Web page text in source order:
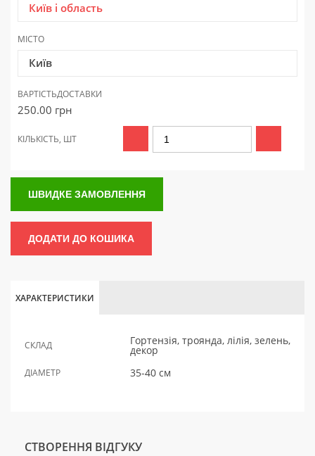
Київ і область
МІСТО
Київ
ВАРТІСТЬДОСТАВКИ
250.00 грн
КІЛЬКІСТЬ, ШТ
ШВИДКЕ ЗАМОВЛЕННЯ
ДОДАТИ ДО КОШИКА
ХАРАКТЕРИСТИКИ
СКЛАД Гортензія, троянда, лілія, зелень,
декор
ДІАМЕТР 35-40 см
СТВОРЕННЯ ВІДГУКУ